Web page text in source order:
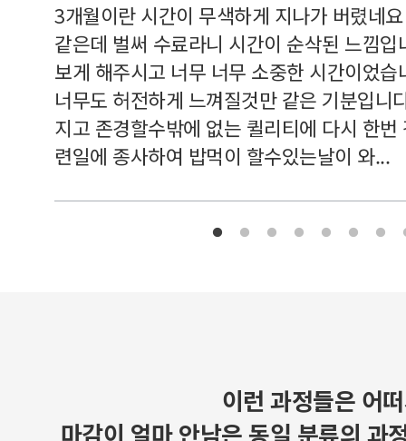
3개월이란 시간이 무색하게 지나가 버렸네
같은데 벌써 수료라니 시간이 순삭된 느낌
보게 해주시고 너무 너무 소중한 시간이었
너무도 허전하게 느껴질것만 같은 기분입니
지고 존경할수밖에 없는 퀼리티에 다시 한
련일에 종사하여 밥먹이 할수있는날이 와...
이런 과정들은 어
마감이 얼마 안남은 동일 분류의 과